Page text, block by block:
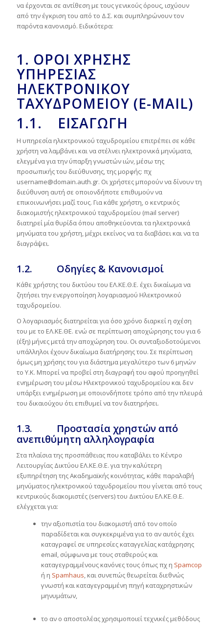
να έρχονται σε αντίθεση με τους γενικούς όρους, ισχύουν
από την έγκριση του από το Δ.Σ. και συμπληρώνουν τον
παρόντα κανονισμό. Ειδικότερα:
1. ΟΡΟΙ ΧΡΗΣΗΣ
ΥΠΗΡΕΣΙΑΣ
ΗΛΕΚΤΡΟΝΙΚΟΥ
ΤΑΧΥΔΡΟΜΕΙΟΥ (E-MAIL)
1.1. ΕΙΣΑΓΩΓΉ
Η υπηρεσία ηλεκτρονικού ταχυδρομείου επιτρέπει σε κάθε
χρήστη να λαμβάνει και να στέλνει ηλεκτρονικά μηνύματα,
ελεγμένα για την ύπαρξη γνωστών ιών, μέσω της
προσωπικής του διεύθυνσης, της μορφής: πχ
username@domain.auth.gr. Οι χρήστες μπορούν να δίνουν τη
διεύθυνση αυτή σε οποιονδήποτε επιθυμούν να
επικοινωνήσει μαζί τους. Για κάθε χρήστη, ο κεντρικός
διακομιστής ηλεκτρονικού ταχυδρομείου (mail server)
διατηρεί μία θυρίδα όπου αποθηκεύονται τα ηλεκτρονικά
μηνύματα του χρήστη, μέχρι εκείνος να τα διαβάσει και να τα
διαγράψει.
1.2. Οδηγίες & Κανονισμοί
Κάθε χρήστης του δικτύου του ΕΛ.ΚΕ.Θ.Ε. έχει δικαίωμα να
ζητήσει την ενεργοποίηση λογαριασμού Ηλεκτρονικού
ταχυδρομείου.
Ο λογαριασμός διατηρείται για όσο χρόνο διαρκεί η σχέση
του με το ΕΛ.ΚΕ.ΘΕ. ενώ σε περίπτωση αποχώρησης του για 6
(έξη) μήνες μετά την αποχώρηση του. Οι συνταξιοδοτούμενοι
υπάλληλοι έχουν δικαίωμα διατήρησης του. Σε περίπτωση
όμως μη χρήσης του για διάστημα μεγαλύτερο των 6 μηνών
το Υ.Κ. Μπορεί να προβεί στη διαγραφή του αφού προηγηθεί
ενημέρωση του μέσω Ηλεκτρονικού ταχυδρομείου και δεν
υπάρξει ενημέρωση με οποιονδήποτε τρόπο από την πλευρά
του δικαιούχου ότι επιθυμεί να τον διατηρήσει.
1.3. Προστασία χρηστών από
ανεπιθύμητη αλληλογραφία
Στα πλαίσια της προσπάθειας που καταβάλει το Κέντρο
Λειτουργίας Δικτύου ΕΛ.ΚΕ.Θ.Ε. για την καλύτερη
εξυπηρέτηση της Ακαδημαϊκής κοινότητας, κάθε παραλαβή
μηνύματος ηλεκτρονικού ταχυδρομείου που γίνεται από τους
κεντρικούς διακομιστές (servers) του Δικτύου ΕΛ.ΚΕ.Θ.Ε.
ελέγχεται για:
την αξιοπιστία του διακομιστή από τον οποίο
παραδίδεται και συγκεκριμένα για το αν αυτός έχει
καταγραφεί σε υπηρεσίες καταγγελίας κατάχρησης
email, σύμφωνα με τους σταθερούς και
καταγεγραμμένους κανόνες τους όπως πχ η Spamcop
ή η Spamhaus, και συνεπώς θεωρείται διεθνώς
γνωστή και καταγεγραμμένη πηγή καταχρηστικών
μηνυμάτων,
το αν ο αποστολέας χρησιμοποιεί τεχνικές μεθόδους